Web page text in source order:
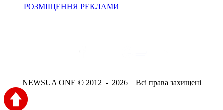
РОЗМІЩЕННЯ РЕКЛАМИ
NEWSUA ONE © 2012 - 2026 Всі права захищені